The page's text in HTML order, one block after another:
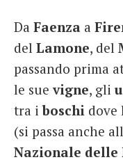
Da Faenza a
del Lamone, del
passando prima
le suevigne, gli
tra iboschi dove
(si passa anche
Nazionale delle